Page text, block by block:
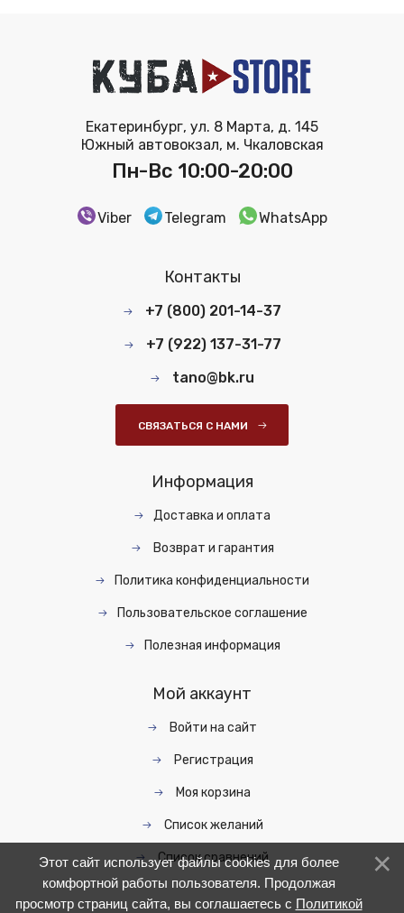
Екатеринбург, ул. 8 Марта, д. 145
Южный автовокзал, м. Чкаловская
Пн-Вс 10:00-20:00
Viber Telegram WhatsApp
Контакты
+7 (800) 201-14-37
+7 (922) 137-31-77
tano@bk.ru
СВЯЗАТЬСЯ С НАМИ
Информация
Доставка и оплата
Возврат и гарантия
Политика конфиденциальности
Пользовательское соглашение
Полезная информация
Мой аккаунт
Войти на сайт
Регистрация
Моя корзина
Список желаний
Список сравнений
Этот сайт использует файлы cookies для более
комфортной работы пользователя. Продолжая
просмотр страниц сайта, вы соглашаетесь с Политикой